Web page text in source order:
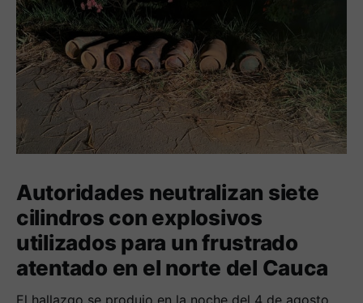
Autoridades neutralizan siete
cilindros con explosivos
utilizados para un frustrado
atentado en el norte del Cauca